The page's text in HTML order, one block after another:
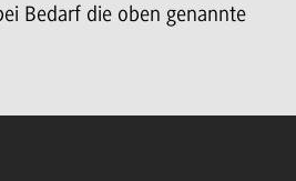
Bedarf die oben genannte